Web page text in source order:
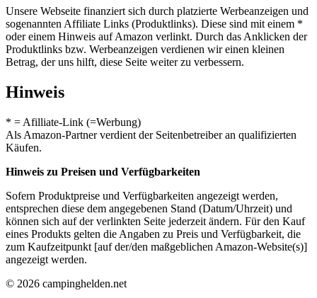
Unsere Webseite finanziert sich durch platzierte Werbeanzeigen und
sogenannten Affiliate Links (Produktlinks). Diese sind mit einem *
oder einem Hinweis auf Amazon verlinkt. Durch das Anklicken der
Produktlinks bzw. Werbeanzeigen verdienen wir einen kleinen
Betrag, der uns hilft, diese Seite weiter zu verbessern.
Hinweis
* = Afilliate-Link (=Werbung)
Als Amazon-Partner verdient der Seitenbetreiber an qualifizierten
Käufen.
Hinweis zu Preisen und Verfügbarkeiten
Sofern Produktpreise und Verfügbarkeiten angezeigt werden,
entsprechen diese dem angegebenen Stand (Datum/Uhrzeit) und
können sich auf der verlinkten Seite jederzeit ändern. Für den Kauf
eines Produkts gelten die Angaben zu Preis und Verfügbarkeit, die
zum Kaufzeitpunkt [auf der/den maßgeblichen Amazon-Website(s)]
angezeigt werden.
© 2026 campinghelden.net